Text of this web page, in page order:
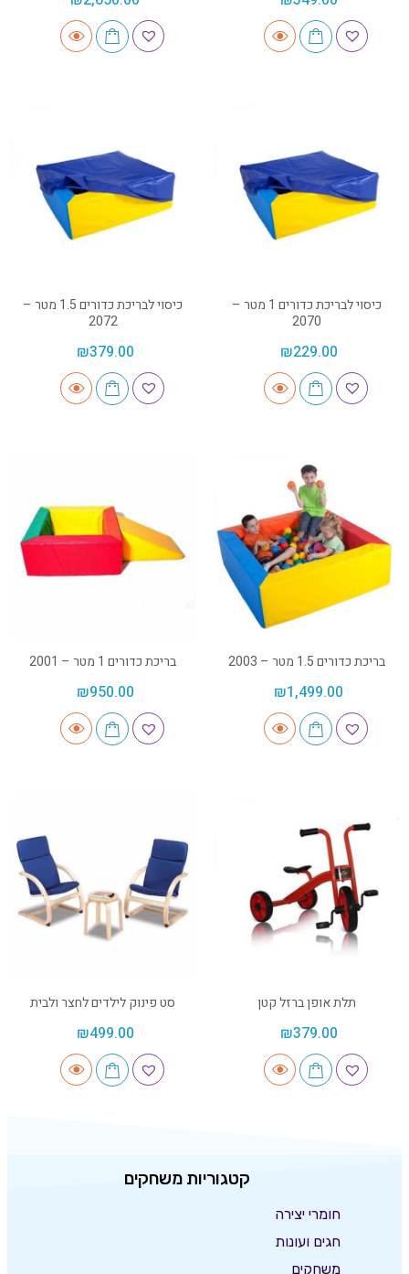
כיסוי לבריכת כדורים 1 מטר –
2070
₪229.00
כיסוי לבריכת כדורים 1.5 מטר –
2072
₪379.00
בריכת כדורים 1.5 מטר – 2003
₪1,499.00
בריכת כדורים 1 מטר – 2001
₪950.00
תלת אופן ברזל קטן
₪379.00
סט פינוק לילדים לחצר ולבית
₪499.00
קטגוריות משחקים
חומרי יצירה
חגים ועונות
משחקים